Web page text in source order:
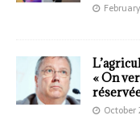
« On
October